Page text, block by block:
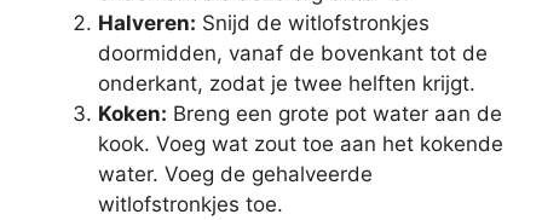
Halveren: Snijd de witlofstronkjes
doormidden, vanaf de bovenkant tot de
onderkant, zodat je twee helften krijgt.
Koken: Breng een grote pot water aan de
kook. Voeg wat zout toe aan het kokende
water. Voeg de gehalveerde
witlofstronkjes toe.